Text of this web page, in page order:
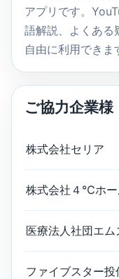
アプリです。
語解説、よくある
自由に利用できま
ご協力企業様
株式会社セリア
株式会社４℃ホー
医療法人社団エム
ファイブスター